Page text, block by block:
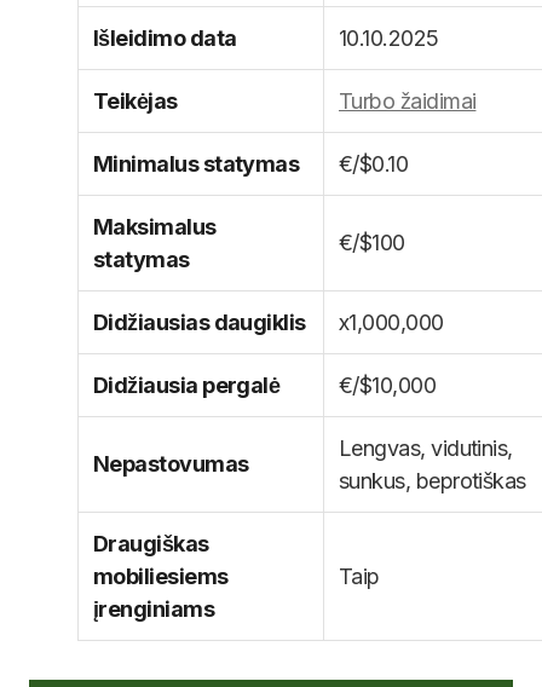
Išleidimo data 10.10.2025
Teikėjas Turbo žaidimai
Minimalus statymas €/$0.10
Maksimalus
statymas
€/$100
Didžiausias daugiklis x1,000,000
Didžiausia pergalė €/$10,000
Nepastovumas
Lengvas, vidutinis,
sunkus, beprotiškas
Draugiškas
mobiliesiems
įrenginiams
Taip